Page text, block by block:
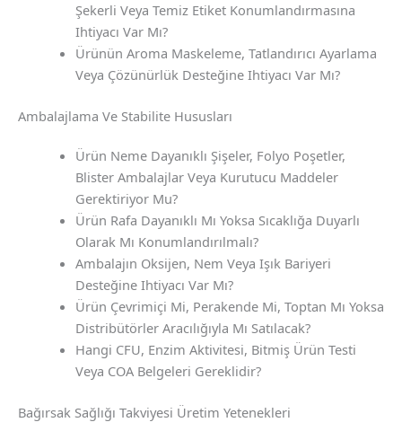
Şekerli Veya Temiz Etiket Konumlandırmasına
Ihtiyacı Var Mı?
Ürünün Aroma Maskeleme, Tatlandırıcı Ayarlama
Veya Çözünürlük Desteğine Ihtiyacı Var Mı?
Ambalajlama Ve Stabilite Hususları
Ürün Neme Dayanıklı Şişeler, Folyo Poşetler,
Blister Ambalajlar Veya Kurutucu Maddeler
Gerektiriyor Mu?
Ürün Rafa Dayanıklı Mı Yoksa Sıcaklığa Duyarlı
Olarak Mı Konumlandırılmalı?
Ambalajın Oksijen, Nem Veya Işık Bariyeri
Desteğine Ihtiyacı Var Mı?
Ürün Çevrimiçi Mi, Perakende Mi, Toptan Mı Yoksa
Distribütörler Aracılığıyla Mı Satılacak?
Hangi CFU, Enzim Aktivitesi, Bitmiş Ürün Testi
Veya COA Belgeleri Gereklidir?
Bağırsak Sağlığı Takviyesi Üretim Yetenekleri